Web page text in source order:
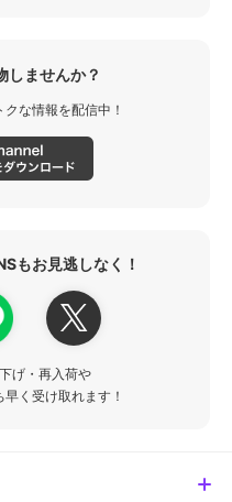
しませんか？
な情報を配信中！
もお見逃しなく！
げ・再入荷や
く受け取れます！